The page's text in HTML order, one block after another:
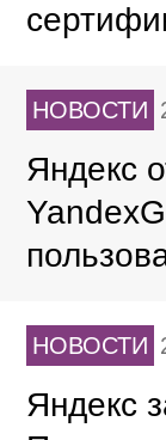
НОВОСТИ
Яндекс
НОВОСТИ
Яндекс